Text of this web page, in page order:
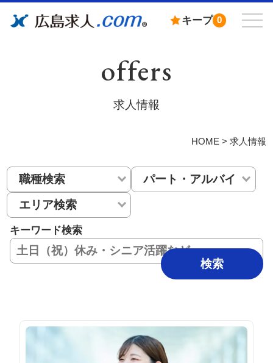
キープ 0
offers
求人情報
HOME> 求人情報
キーワード検索
検索